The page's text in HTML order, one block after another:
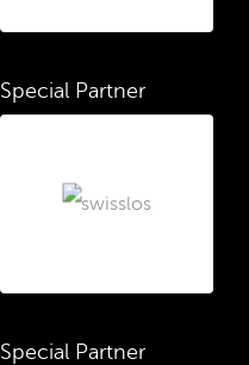
Special Partner
Special Partner